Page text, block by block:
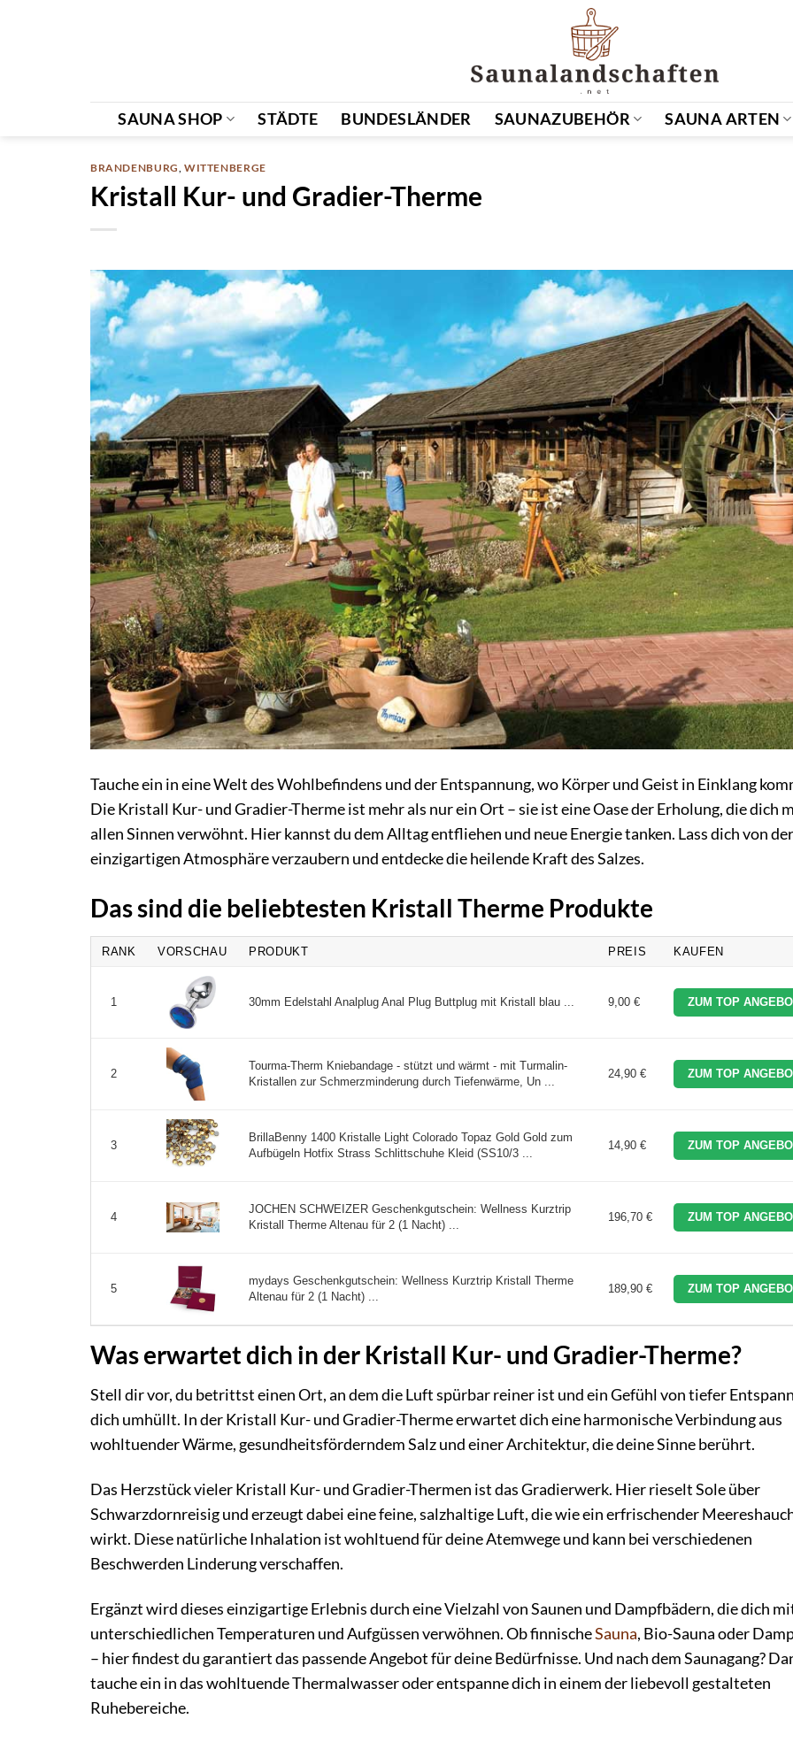
SAUNA SHOP STÄDTE BUNDESLÄNDER SAUNAZUBEHÖR SAUNA ARTEN
BRANDENBURG,WITTENBERGE
Kristall Kur- und Gradier-Therme
Tauche ein in eine Welt des Wohlbefindens und der Entspannung, wo Körper und Geist in Einklang
Die Kristall Kur- und Gradier-Therme ist mehr als nur ein Ort – sie ist eine Oase der Erholung, die dich
allen Sinnen verwöhnt. Hier kannst du dem Alltag entfliehen und neue Energie tanken. Lass dich von der
einzigartigen Atmosphäre verzaubern und entdecke die heilende Kraft des Salzes.
Das sind die beliebtesten Kristall Therme Produkte
RANK VORSCHAU PRODUKT PREIS KAUFEN
1 30mm Edelstahl Analplug Anal Plug Buttplug mit Kristall blau ... 9,00 € ZUM TOP
2
Tourma-Therm Kniebandage - stützt und wärmt - mit Turmalin-
Kristallen zur Schmerzminderung durch Tiefenwärme, Un ...
24,90 € ZUM TOP
3
BrillaBenny 1400 Kristalle Light Colorado Topaz Gold Gold zum
Aufbügeln Hotfix Strass Schlittschuhe Kleid (SS10/3 ...
14,90 € ZUM TOP
4
JOCHEN SCHWEIZER Geschenkgutschein: Wellness Kurztrip
Kristall Therme Altenau für 2 (1 Nacht) ...
196,70 € ZUM TOP
5
mydays Geschenkgutschein: Wellness Kurztrip Kristall Therme
Altenau für 2 (1 Nacht) ...
189,90 € ZUM TOP
Was erwartet dich in der Kristall Kur- und Gradier-Therme?
Stell dir vor, du betrittst einen Ort, an dem die Luft spürbar reiner ist und ein Gefühl von tiefer
dich umhüllt. In der Kristall Kur- und Gradier-Therme erwartet dich eine harmonische Verbindung aus
wohltuender Wärme, gesundheitsförderndem Salz und einer Architektur, die deine Sinne berührt.
Das Herzstück vieler Kristall Kur- und Gradier-Thermen ist das Gradierwerk. Hier rieselt Sole über
Schwarzdornreisig und erzeugt dabei eine feine, salzhaltige Luft, die wie ein erfrischender
wirkt. Diese natürliche Inhalation ist wohltuend für deine Atemwege und kann bei verschiedenen
Beschwerden Linderung verschaffen.
Ergänzt wird dieses einzigartige Erlebnis durch eine Vielzahl von Saunen und Dampfbädern, die dich
unterschiedlichen Temperaturen und Aufgüssen verwöhnen. Ob finnischeSauna, Bio-Sauna oder
– hier findest du garantiert das passende Angebot für deine Bedürfnisse. Und nach dem Saunagang?
tauche ein in das wohltuende Thermalwasser oder entspanne dich in einem der liebevoll gestalteten
Ruhebereiche.